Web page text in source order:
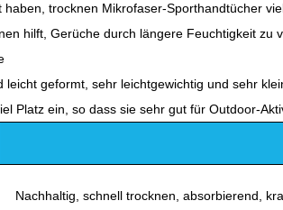
haben, trocknen Mikrofaser-Sporthandtücher
hilft, Gerüche durch längere Feuchtigkeit zu
leicht geformt, sehr leichtgewichtig und sehr
Platz ein, so dass sie sehr gut für Outdoor-
Nachhaltig, schnell trocknen, absorbierend,